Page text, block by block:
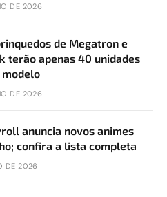
DE 2026
de Megatron e
terão apenas 40 unidades
modelo
DE 2026
anuncia novos animes
confira a lista completa
DE 2026